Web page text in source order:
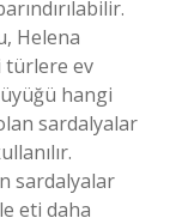
Helena
türlere ev
hangi
sardalyalar
sardalyalar
eti daha